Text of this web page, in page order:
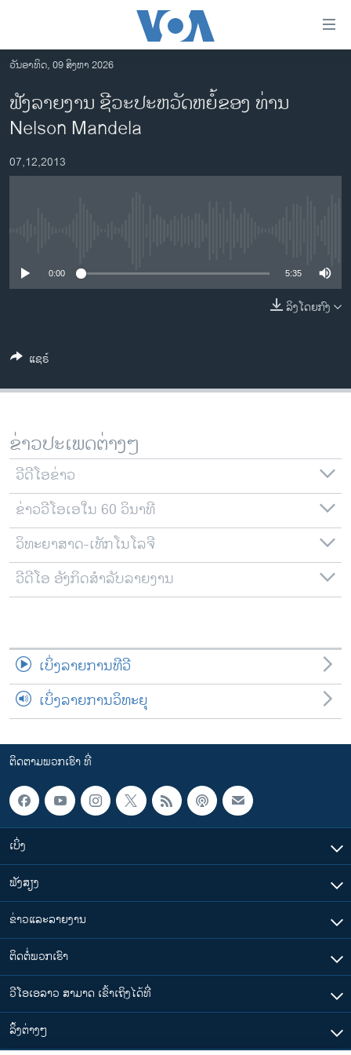
ເຂົ້າ
ຫາ
ຂ້າມ
ຂ້າມ
ໄປ
ລາວ
ອາເມຣິກາ
ການເລືອກຕັ້ງ ປະທານາທີບໍດີ ສະຫະລັດ 2024
ອິດສະຫຼະພາບດ້ານການຂ່າວ
ວິທະຍາສາດ-ເທັກໂນໂລຈີ
ທຸລະກິດ
ວີດີໂອ
ສຽງ
ລາຍການກະຈາຍສຽງ
ຕິດຕາມພວກເຮົາ ທີ່
ພາສາຕ່າງໆ
ວັນອາທິດ, 09 ສິງຫາ 2026
ຟັງລາຍງານ ຊີວະປະຫວັດຫຍໍ້ຂອງ ທ່ານ
Nelson Mandela
07,12,2013
0:00 5:35
ລິງໂດຍກົງ
ແຊຣ໌
ຂ່າວປະເພດຕ່າງໆ
ວີດີໂອຂ່າວ
ຂ່າວວີໂອເອໃນ 60 ວິນາທີ
ວິທະຍາສາດ-ເທັກໂນໂລຈີ
ວີດີໂອ ອັງກິດສຳລັບລາຍງານ
ເບິ່ງລາຍການທີວີ
ເບິ່ງລາຍການວິທະຍຸ
ຕິດຕາມພວກເຮົາ ທີ່
ເບິ່ງ
ຟັງສຽງ
ຂ່າວແລະລາຍງານ
ຕິດຕໍ່ພວກເຮົາ
ວີໂອເອລາວ ສາມາດ ເຂົ້າເຖິງໄດ້ທີ່
​ລິ້ງ​ຕ່າງໆ